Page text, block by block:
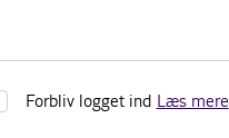
Forbliv logget ind Læs mere